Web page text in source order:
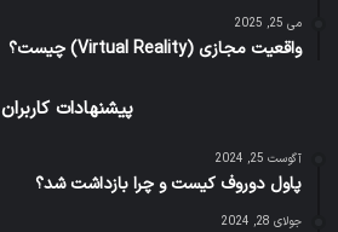
می 25, 2025
واقعیت مجازی (Virtual Reality) چیست؟
پیشنهادات کاربران
آگوست 25, 2024
پاول دوروف کیست و چرا بازداشت شد؟
جولای 28, 2024